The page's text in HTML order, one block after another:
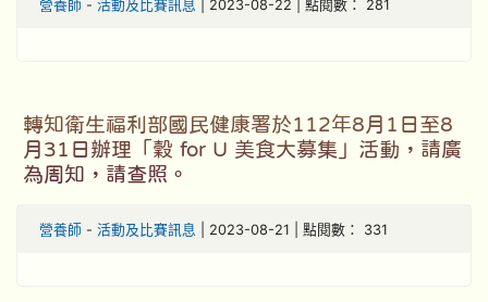
營養師 - 活動及比賽訊息 | 2023-08-22 | 點閱數： 281
轉知衛生福利部國民健康署於112年8月1日至8
月31日辦理「穀 for U 美食大募集」活動，請廣
為周知，請查照。
營養師 - 活動及比賽訊息 | 2023-08-21 | 點閱數： 331